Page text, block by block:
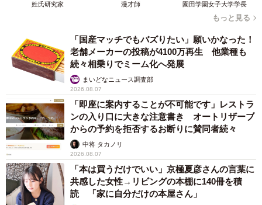
3/10
単な夕食”』【6/6】（マギーさんInstagramより）
――日本食はイギリス現地で購入を？
アジアンスーパーで買ったり、家族や友人がお土産で持っ
てきてくれたりです。醤油やみりんなどは普通のスーパー
でも買えます。値段はやはり日本に比べると割高ですが
（お醤油の500mlボトル£4-5、七味£2、納豆3パック£2-3、
マヨネーズ£5-6など※）、仕方ないですね。 ※1£＝約
200円（2024年5月現在）
姓氏研究家 漫才師 園田学園女子大学学長
もっと見る
「国産マッチでもバズりたい」願いかなった！
老舗メーカーの投稿が4100万再生 他業種も
続々相乗りでミーム化へ発展
まいどなニュース調査部
2026.08.07
「即座に案内することが不可能です」レストラ
ンの入り口に大きな注意書き オートリザーブ
からの予約を拒否するお断りに賛同者続々
中将 タカノリ
2026.08.07
「本は買うだけでいい」京極夏彦さんの言葉に
共感した女性→リビングの本棚に140冊を積
読 「家に自分だけの本屋さん」